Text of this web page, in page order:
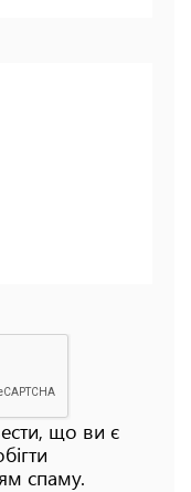
що ви є
спаму.